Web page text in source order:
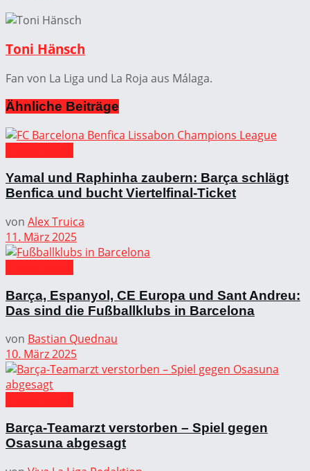
Toni Hänsch
Fan von La Liga und La Roja aus Málaga.
Ähnliche Beiträge
Yamal und Raphinha zaubern: Barça schlägt
Benfica und bucht Viertelfinal-Ticket
von Alex Truica
11. März 2025
Barça, Espanyol, CE Europa und Sant Andreu:
Das sind die Fußballklubs in Barcelona
von Bastian Quednau
10. März 2025
Barça-Teamarzt verstorben – Spiel gegen
Osasuna abgesagt